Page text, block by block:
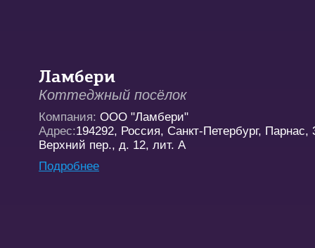
Ламбери
Коттеджный посёлок
Компания: ООО "Ламбери"
Адрес:194292, Россия, Санкт-Петербург, Парнас,
Верхний пер., д. 12, лит. А
Подробнее